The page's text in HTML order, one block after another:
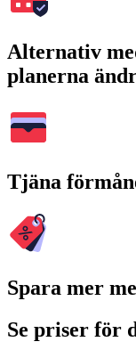
Alternativ
planerna
Tjäna
Spara mer
Se priser för